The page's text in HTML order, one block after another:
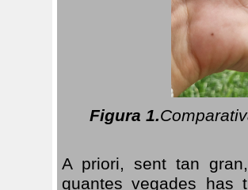
Figura 1.
A priori, sent tan
quantes vegades has